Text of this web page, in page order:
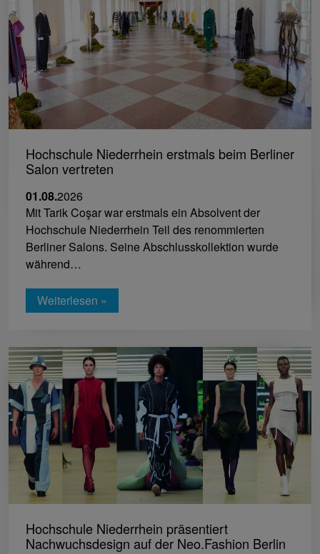
Hochschule Niederrhein erstmals beim Berliner
Salon vertreten
01.08.2026
Mit Tarik Coşar war erstmals ein Absolvent der
Hochschule Niederrhein Teil des renommierten
Berliner Salons. Seine Abschlusskollektion wurde
während…
Weiterlesen »
Hochschule Niederrhein präsentiert
Nachwuchsdesign auf der Neo.Fashion Berlin